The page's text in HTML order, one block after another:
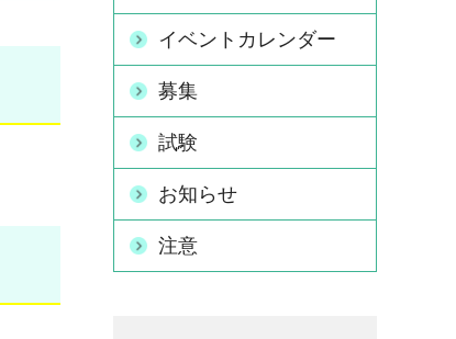
イベントカレンダー
募集
試験
お知らせ
注意